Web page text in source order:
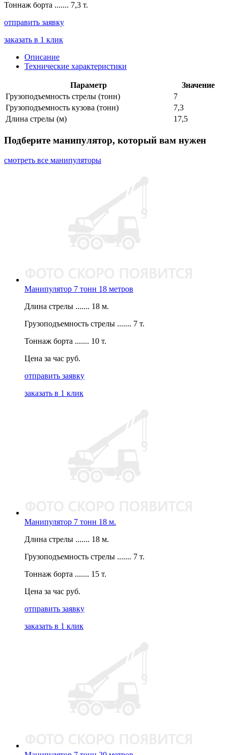
Тоннаж борта ....... 7,3 т.
отправить заявку
заказать в 1 клик
Описание
Технические характеристики
Параметр
Значение
Грузоподъемность стрелы (тонн)
7
Грузоподъемность кузова (тонн)
7,3
Длина стрелы (м)
17,5
Подберите манипулятор, который вам нужен
смотреть все манипуляторы
Манипулятор 7 тонн 18 метров
Длина стрелы ....... 18 м.
Грузоподъемность стрелы ....... 7 т.
Тоннаж борта ....... 10 т.
Цена за час руб.
отправить заявку
заказать в 1 клик
Манипулятор 7 тонн 18 м.
Длина стрелы ....... 18 м.
Грузоподъемность стрелы ....... 7 т.
Тоннаж борта ....... 15 т.
Цена за час руб.
отправить заявку
заказать в 1 клик